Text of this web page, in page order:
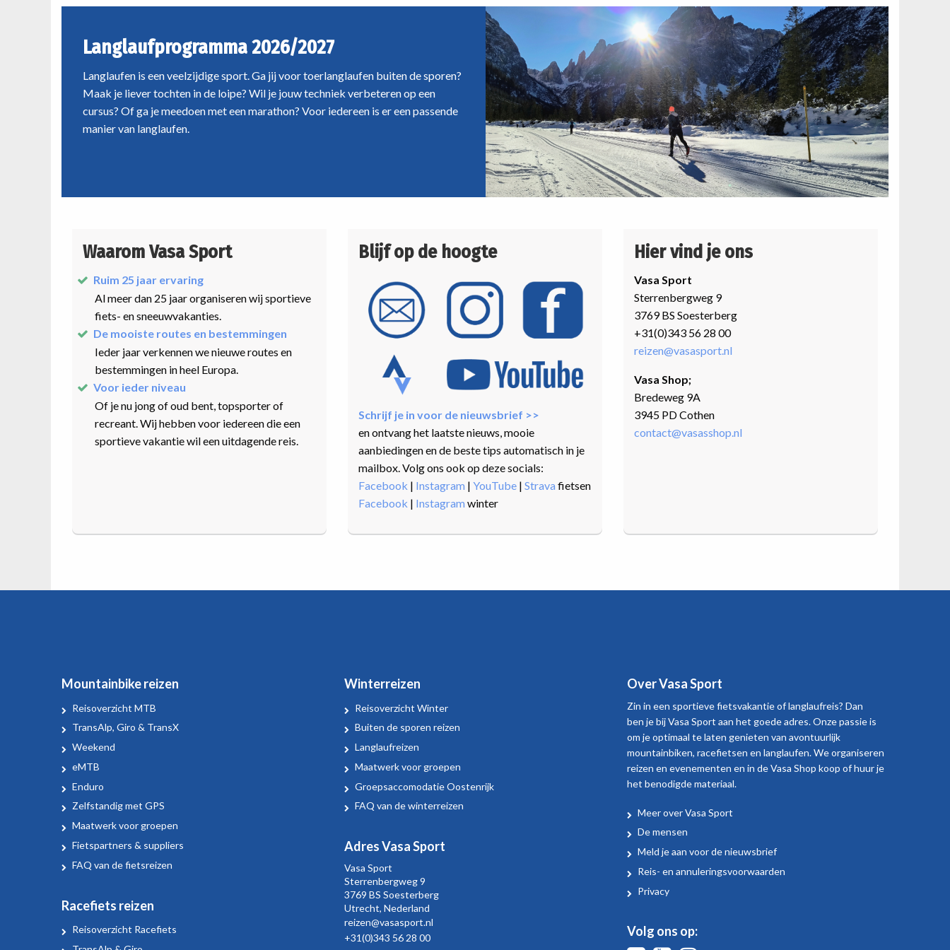
Langlaufprogramma 2026/2027
Langlaufen is een veelzijdige sport. Ga jij voor toerlanglaufen buiten de sporen?
Maak je liever tochten in de loipe? Wil je jouw techniek verbeteren op een
cursus? Of ga je meedoen met een marathon? Voor iedereen is er een passende
manier van langlaufen.
Waarom Vasa Sport
Ruim 25 jaar ervaring
Al meer dan 25 jaar organiseren wij sportieve
fiets- en sneeuwvakanties.
De mooiste routes en bestemmingen
Ieder jaar verkennen we nieuwe routes en
bestemmingen in heel Europa.
Voor ieder niveau
Of je nu jong of oud bent, topsporter of
recreant. Wij hebben voor iedereen die een
sportieve vakantie wil een uitdagende reis.
Blijf op de hoogte
Schrijf je in voor de nieuwsbrief >>
en ontvang het laatste nieuws, mooie
aanbiedingen en de beste tips automatisch in je
mailbox. Volg ons ook op deze socials:
Facebook | Instagram | YouTube | Strava fietsen
Facebook | Instagram winter
Hier vind je ons
Vasa Sport
Sterrenbergweg 9
3769 BS Soesterberg
+31(0)343 56 28 00
reizen@vasasport.nl
Vasa Shop;
Bredeweg 9A
3945 PD Cothen
contact@vasasshop.nl
Mountainbike reizen
Reisoverzicht MTB
TransAlp, Giro & TransX
Weekend
eMTB
Enduro
Zelfstandig met GPS
Maatwerk voor groepen
Fietspartners & suppliers
FAQ van de fietsreizen
Racefiets reizen
Reisoverzicht Racefiets
Winterreizen
Reisoverzicht Winter
Buiten de sporen reizen
Langlaufreizen
Maatwerk voor groepen
Groepsaccomodatie Oostenrijk
FAQ van de winterreizen
Adres Vasa Sport
Vasa Sport
Sterrenbergweg9
3769 BS Soesterberg
Utrecht, Nederland
reizen@vasasport.nl
+31(0)343 56 28 00
Over Vasa Sport
Zin in een sportieve fietsvakantie of langlaufreis? Dan
ben je bij Vasa Sport aan het goede adres. Onze passie is
om je optimaal te laten genieten van avontuurlijk
mountainbiken, racefietsen en langlaufen. We organiseren
reizen en evenementen en in de Vasa Shop koop of huur je
het benodigde materiaal.
Over
Vasa
Sport
Meer over Vasa Sport
De mensen
Meld je aan voor de nieuwsbrief
Reis- en annuleringsvoorwaarden
Privacy
Volg ons op: